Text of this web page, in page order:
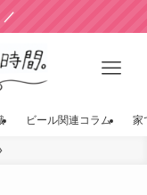
／
ビール関連コラム 家